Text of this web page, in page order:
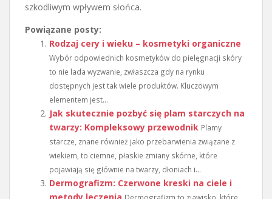
szkodliwym wpływem słońca.
Powiązane posty:
Rodzaj cery i wieku – kosmetyki organiczne
Wybór odpowiednich kosmetyków do pielęgnacji skóry
to nie lada wyzwanie, zwłaszcza gdy na rynku
dostępnych jest tak wiele produktów. Kluczowym
elementem jest...
Jak skutecznie pozbyć się plam starczych na
twarzy: Kompleksowy przewodnik Plamy
starcze, znane również jako przebarwienia związane z
wiekiem, to ciemne, płaskie zmiany skórne, które
pojawiają się głównie na twarzy, dłoniach i...
Dermografizm: Czerwone kreski na ciele i